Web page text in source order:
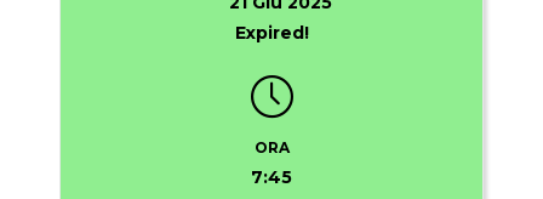
Expired!
ORA
7:45